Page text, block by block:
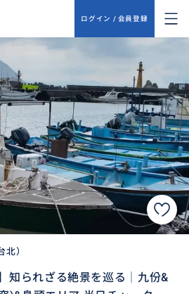
ログイン / 会員登録
北）
知られざる絶景を巡る│九份&